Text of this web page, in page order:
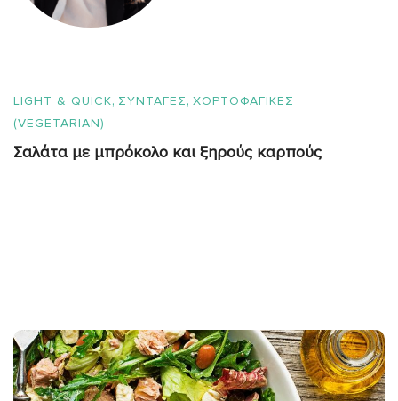
LIGHT & QUICK, ΣΥΝΤΑΓΈΣ, ΧΟΡΤΟΦΑΓΙΚΕΣ
(VEGETARIAN)
Σαλάτα με μπρόκολο και ξηρούς καρπούς